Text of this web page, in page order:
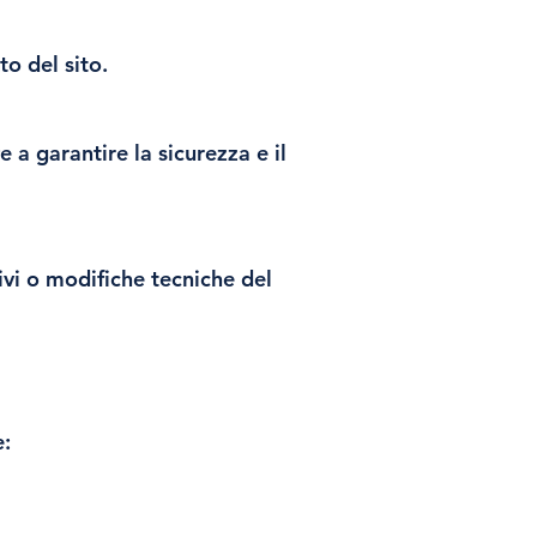
del sito.
garantire la sicurezza e il
o modifiche tecniche del